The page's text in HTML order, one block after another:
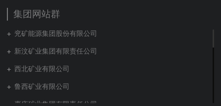
集团网站群
兖矿能源集团股份有限公司
新汶矿业集团有限责任公司
西北矿业有限公司
鲁西矿业有限公司
枣庄矿业集团有限责任公司